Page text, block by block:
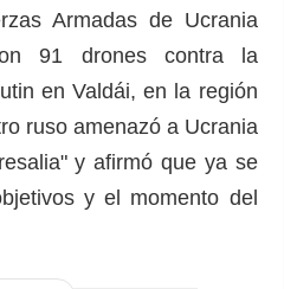
Armadas de Ucrania
91 drones contra la
en Valdái, en la región
ruso amenazó a Ucrania
y afirmó que ya se
y el momento del